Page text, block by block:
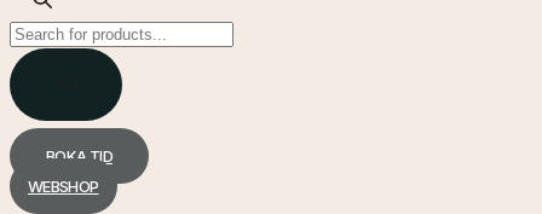
Products
search
BOKA TID
WEBSHOP